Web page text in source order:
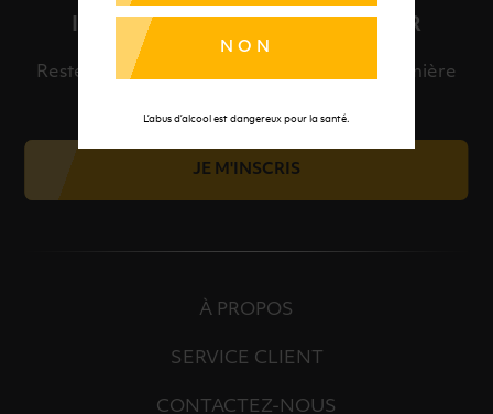
NON
L’abus d’alcool est dangereux pour la santé.
INSCRIPTION À LA NEWSLETTER
Restez informé et découvrez en avant-première
JE M'INSCRIS
À PROPOS
SERVICE CLIENT
CONTACTEZ-NOUS